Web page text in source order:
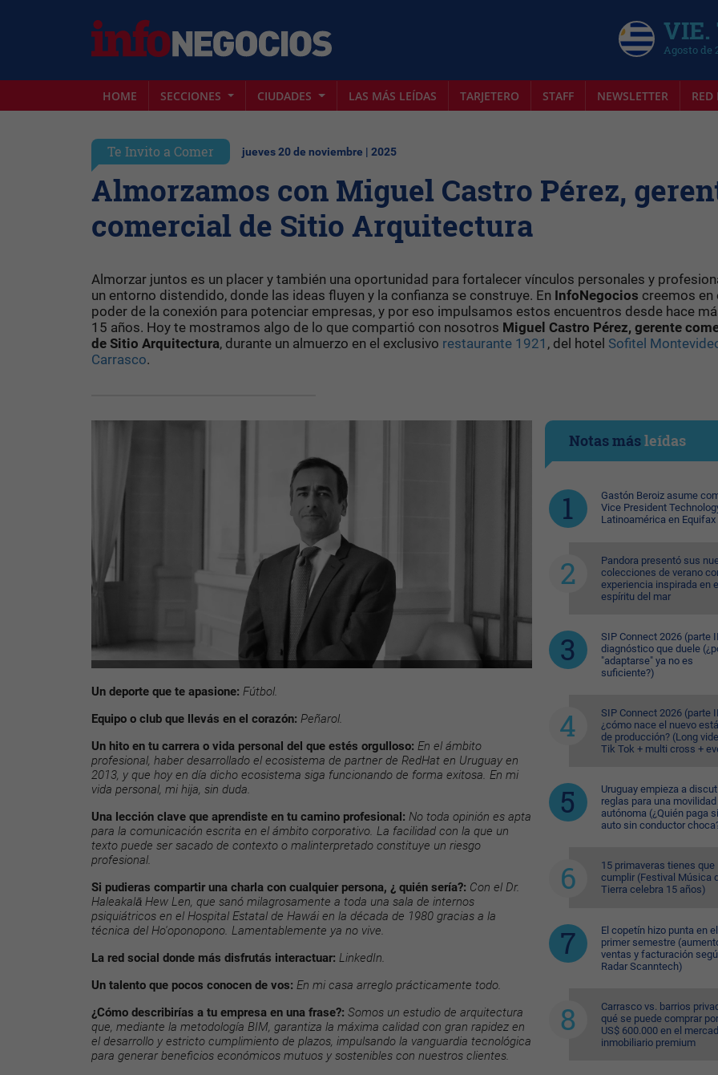
VIE.
Agosto de
HOME SECCIONES CIUDADES LAS MÁS LEÍDAS TARJETERO STAFF NEWSLETTER
Te Invito a Comer jueves 20 de noviembre | 2025
Almorzamos con Miguel Castro Pérez,
comercial de Sitio Arquitectura
Almorzar juntos es un placer y también una oportunidad para fortalecer vínculos personales y
un entorno distendido, donde las ideas fluyen y la confianza se construye. En InfoNegocios creemos en
poder de la conexión para potenciar empresas, y por eso impulsamos estos encuentros desde hace
15 años. Hoy te mostramos algo de lo que compartió con nosotros Miguel Castro Pérez, gerente
de Sitio Arquitectura, durante un almuerzo en el exclusivo restaurante 1921 , del hotel Sofitel
Carrasco.
Un deporte que te apasione: Fútbol.
Equipo o club que llevás en el corazón: Peñarol.
Un hito en tu carrera o vida personal del que estés orgulloso: En el ámbito
profesional, haber desarrollado el ecosistema de partner de RedHat en Uruguay en
2013, y que hoy en día dicho ecosistema siga funcionando de forma exitosa. En mi
vida personal, mi hija, sin duda.
Una lección clave que aprendiste en tu camino profesional: No toda opinión es apta
para la comunicación escrita en el ámbito corporativo. La facilidad con la que un
texto puede ser sacado de contexto o malinterpretado constituye un riesgo
profesional.
Si pudieras compartir una charla con cualquier persona, ¿ quién sería?: Con el Dr.
Haleakalā Hew Len, que sanó milagrosamente a toda una sala de internos
psiquiátricos en el Hospital Estatal de Hawái en la década de 1980 gracias a la
técnica del Ho'oponopono. Lamentablemente ya no vive.
La red social donde más disfrutás interactuar: LinkedIn.
Un talento que pocos conocen de vos: En mi casa arreglo prácticamente todo.
¿Cómo describirías a tu empresa en una frase?: Somos un estudio de arquitectura
que, mediante la metodología BIM, garantiza la máxima calidad con gran rapidez en
el desarrollo y estricto cumplimiento de plazos, impulsando la vanguardia tecnológica
para generar beneficios económicos mutuos y sostenibles con nuestros clientes.
Notas másleídas
Gastón Beroiz asume
Vice President
Latinoamérica en Equifax
Pandora presentó sus
colecciones de verano
experiencia inspirada en
espíritu del mar
SIP Connect 2026 (parte
diagnóstico que duele
"adaptarse" ya no es
suficiente?)
SIP Connect 2026 (parte
¿cómo nace el nuevo
de producción? (Long
Tik Tok + multi cross +
Uruguay empieza a
reglas para una movilidad
autónoma (¿Quién paga
auto sin conductor
15 primaveras tienes que
cumplir (Festival Música
Tierra celebra 15 años)
El copetín hizo punta en el
primer semestre
ventas y facturación
Radar Scanntech)
Carrasco vs. barrios
qué se puede comprar
US$ 600.000 en el
inmobiliario premium